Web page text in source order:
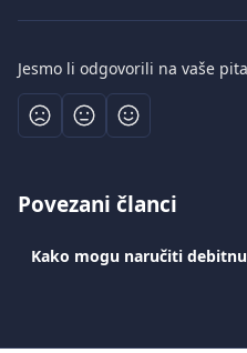
Jesmo li odgovorili na vaše
Povezani članci